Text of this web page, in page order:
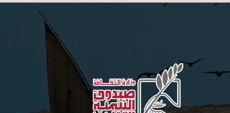
Skip to main content